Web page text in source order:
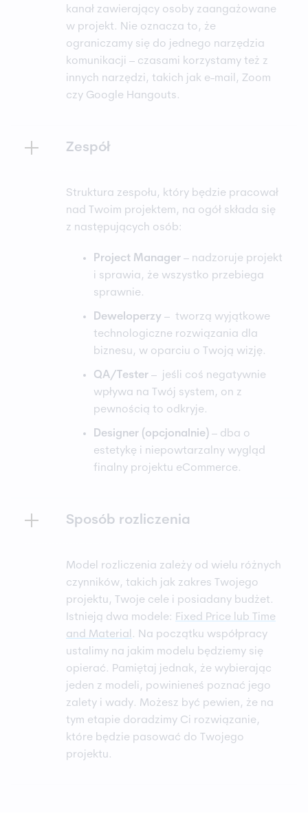
kanał zawierający osoby zaangażowane
w projekt. Nie oznacza to, że
ograniczamy się do jednego narzędzia
komunikacji – czasami korzystamy też z
innych narzędzi, takich jak e-mail, Zoom
czy Google Hangouts.
Zespół
Struktura zespołu, który będzie pracował
nad Twoim projektem, na ogół składa się
z następujących osób:
Project Manager – nadzoruje projekt
i sprawia, że wszystko przebiega
sprawnie.
Deweloperzy – tworzą wyjątkowe
technologiczne rozwiązania dla
biznesu, w oparciu o Twoją wizję.
QA/Tester – jeśli coś negatywnie
wpływa na Twój system, on z
pewnością to odkryje.
Designer (opcjonalnie) – dba o
estetykę i niepowtarzalny wygląd
finalny projektu eCommerce.
Sposób rozliczenia
Model rozliczenia zależy od wielu różnych
czynników, takich jak zakres Twojego
projektu, Twoje cele i posiadany budżet.
Istnieją dwa modele: Fixed Price lub Time
and Material . Na początku współpracy
ustalimy na jakim modelu będziemy się
opierać. Pamiętaj jednak, że wybierając
jeden z modeli, powinieneś poznać jego
zalety i wady. Możesz być pewien, że na
tym etapie doradzimy Ci rozwiązanie,
które będzie pasować do Twojego
projektu.